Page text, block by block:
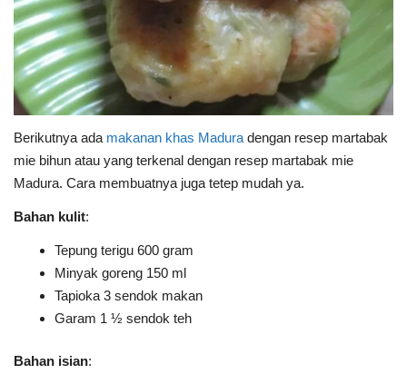
Berikutnya ada makanan khas Madura dengan resep martabak
mie bihun atau yang terkenal dengan resep martabak mie
Madura. Cara membuatnya juga tetep mudah ya.
Bahan kulit:
Tepung terigu 600 gram
Minyak goreng 150 ml
Tapioka 3 sendok makan
Garam 1 ½ sendok teh
Bahan isian: